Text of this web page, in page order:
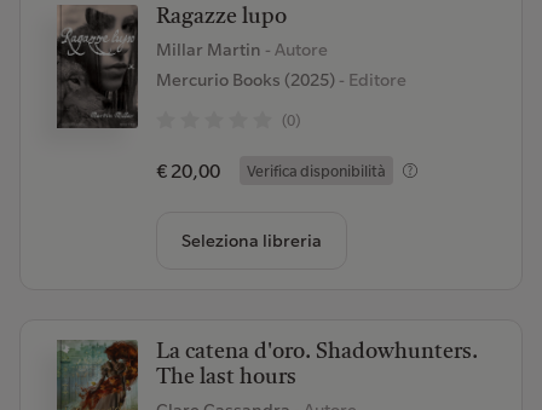
Ragazze lupo
Millar Martin - Autore
Mercurio Books (2025)- Editore
(0)
€ 20,00 Verifica disponibilità
Seleziona libreria
La catena d'oro. Shadowhunters.
The last hours